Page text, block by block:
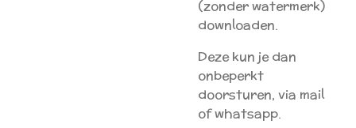
(zonder watermerk)
downloaden.
Deze kun je dan
onbeperkt
doorsturen, via mail
of whatsapp.